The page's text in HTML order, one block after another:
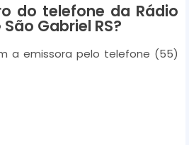
do telefone da Rádio
Gabriel RS?
a emissora pelo telefone (55)